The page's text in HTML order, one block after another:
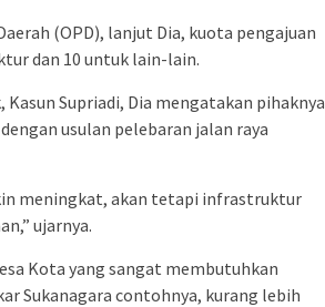
(OPD), lanjut Dia, kuota pengajuan
dan 10 untuk lain-lain.
Supriadi, Dia mengatakan pihaknya
usulan pelebaran jalan raya
meningkat, akan tetapi infrastruktur
ujarnya.
Kota yang sangat membutuhkan
Sukanagara contohnya, kurang lebih